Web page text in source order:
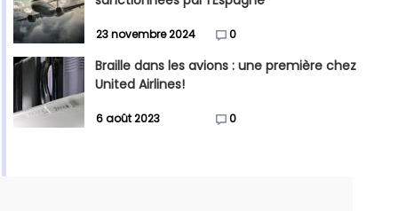
23 novembre 2024 0
Braille dans les avions : une première chez
United Airlines!
6 août 2023 0